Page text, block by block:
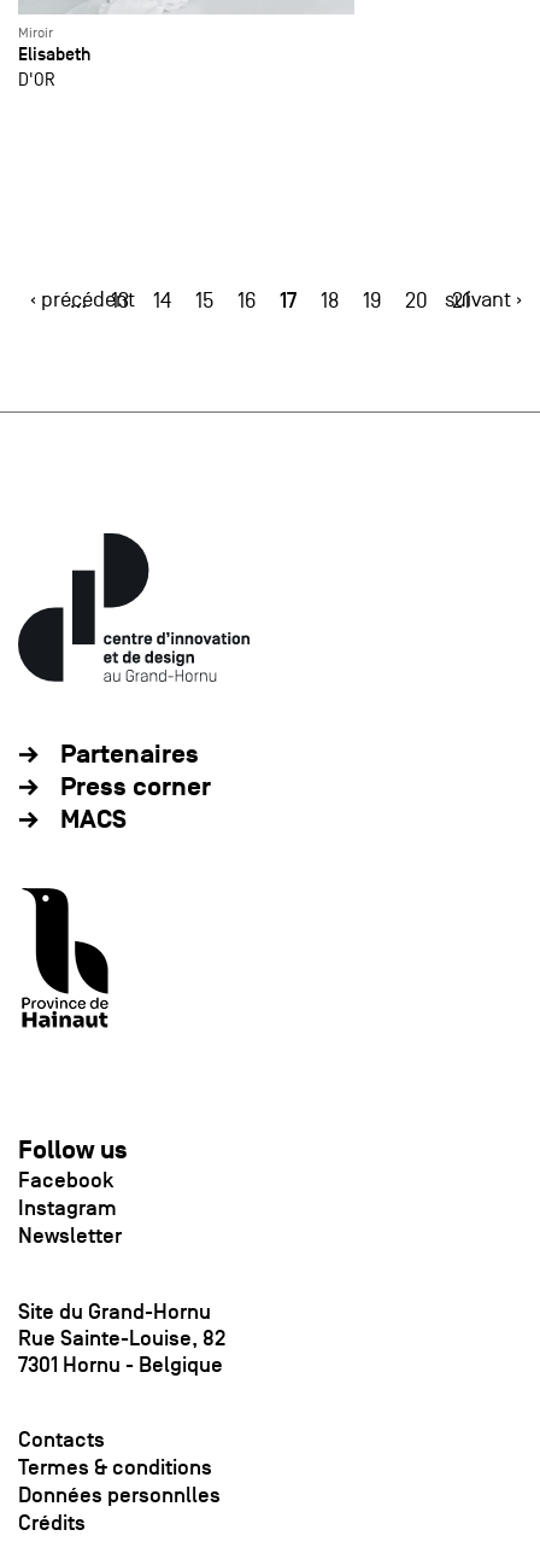
Miroir
Elisabeth
D'OR
‹ précédent
… 13 14 15 16 17 18 19 20 21
suivant ›
Partenaires
Press corner
MACS
Follow us
Facebook
Instagram
Newsletter
Site du Grand-Hornu
Rue Sainte-Louise, 82
7301 Hornu - Belgique
Contacts
Termes & conditions
Données personnlles
Crédits